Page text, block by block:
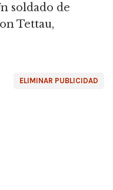
soldado de
Tettau,
ELIMINAR PUBLICIDAD